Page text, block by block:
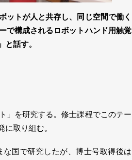
ットが人と共存し、同じ空間で働く
で構成されるロボットハンド用触覚
話す。
」を研究する。修士課程でこのテー
取り組む。
国で研究したが、博士号取得後は